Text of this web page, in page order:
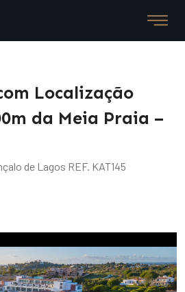
Localização
da Meia Praia –
de Lagos REF. KAT145